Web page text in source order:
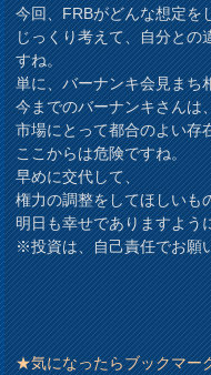
今回、FRBがどんな想定を
じっくり考えて、自分との
すね。
単に、バーナンキ会見まち
今までのバーナンキさんは
市場にとって都合のよい存
ここからは危険ですね。
早めに交代して、
権力の調整をしてほしいも
明日も幸せでありますよう
※投資は、自己責任でお願
★気になったらブックマー